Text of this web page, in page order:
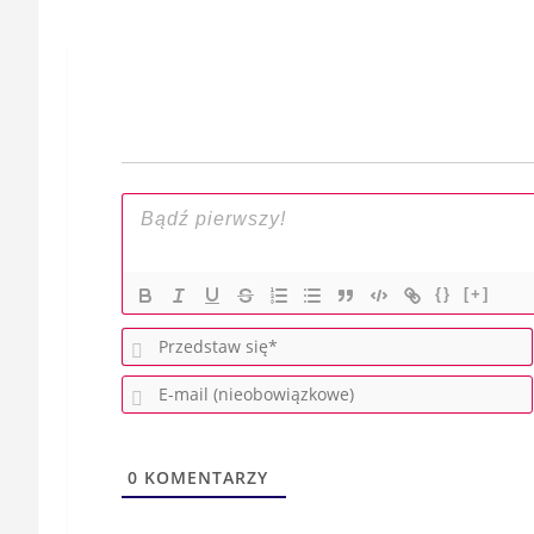
{} [+]
P
r
E
-
0 KOMENTARZY